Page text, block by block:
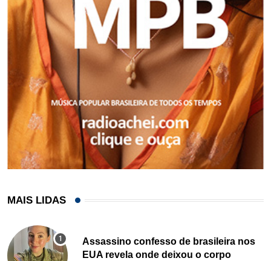
MAIS LIDAS
Assassino confesso de brasileira nos
EUA revela onde deixou o corpo